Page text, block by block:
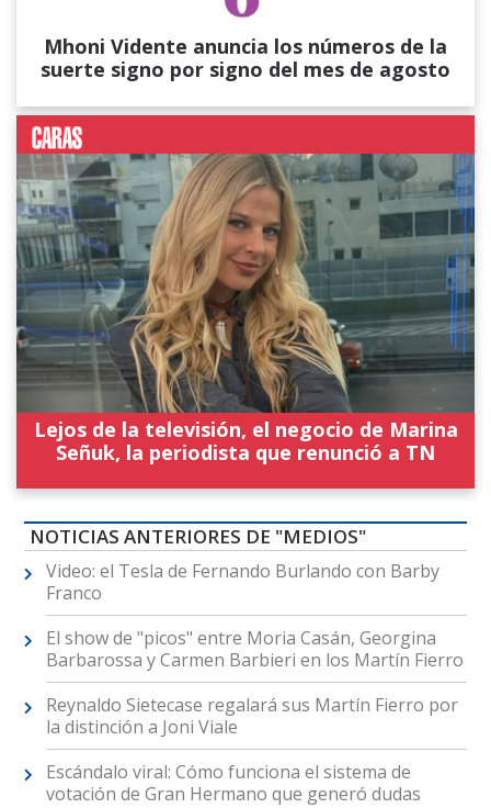
Mhoni Vidente anuncia los números de la
suerte signo por signo del mes de agosto
Lejos de la televisión, el negocio de Marina
Señuk, la periodista que renunció a TN
NOTICIAS ANTERIORES DE "MEDIOS"
Video: el Tesla de Fernando Burlando con Barby
Franco
El show de "picos" entre Moria Casán, Georgina
Barbarossa y Carmen Barbieri en los Martín Fierro
Reynaldo Sietecase regalará sus Martín Fierro por
la distinción a Joni Viale
Escándalo viral: Cómo funciona el sistema de
votación de Gran Hermano que generó dudas